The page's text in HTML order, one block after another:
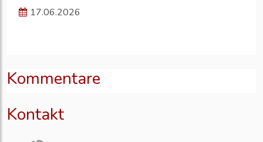
17.06.2026
Kommentare
Kontakt